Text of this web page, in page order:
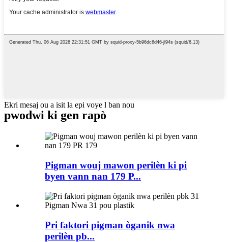
Ekri mesaj ou a isit la epi voye l ban nou
pwodwi ki gen rapò
Pigman wouj mawon perilèn ki pi
byen vann nan 179 P...
Pri faktori pigman òganik nwa
perilèn pb...